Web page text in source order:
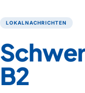
LOKALNACHRICHTEN
B2